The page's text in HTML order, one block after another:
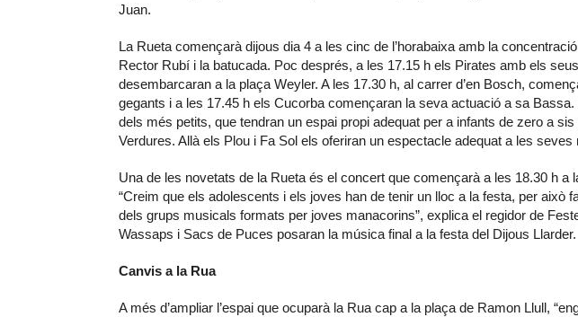
Juan.
La Rueta començarà dijous dia 4 a les cinc de l’horabaixa amb la
Rector Rubí i la batucada. Poc després, a les 17.15 h els Pirates amb els
desembarcaran a la plaça Weyler. A les 17.30 h, al carrer d’en Bosch,
gegants i a les 17.45 h els Cucorba començaran la seva actuació a sa Bassa.
dels més petits, que tendran un espai propi adequat per a infants de zero a
Verdures. Allà els Plou i Fa Sol els oferiran un espectacle adequat a les seves
Una de les novetats de la Rueta és el concert que començarà a les 18.30 h a
“Creim que els adolescents i els joves han de tenir un lloc a la festa, per això
dels grups musicals formats per joves manacorins”, explica el regidor de
Wassaps i Sacs de Puces posaran la música final a la festa del Dijous Llarder.
Canvis a la Rua
A més d’ampliar l’espai que ocuparà la Rua cap a la plaça de Ramon Llull,